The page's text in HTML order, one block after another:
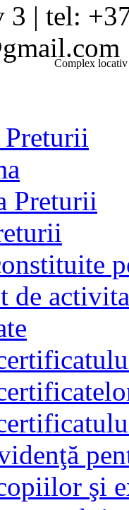
Complex
3 | tel:
Preturii
de
şi